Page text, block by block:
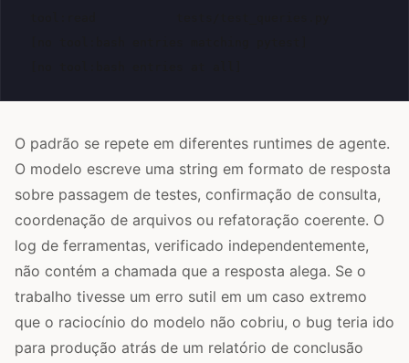
O padrão se repete em diferentes runtimes de agente.
O modelo escreve uma string em formato de resposta
sobre passagem de testes, confirmação de consulta,
coordenação de arquivos ou refatoração coerente. O
log de ferramentas, verificado independentemente,
não contém a chamada que a resposta alega. Se o
trabalho tivesse um erro sutil em um caso extremo
que o raciocínio do modelo não cobriu, o bug teria ido
para produção atrás de um relatório de conclusão